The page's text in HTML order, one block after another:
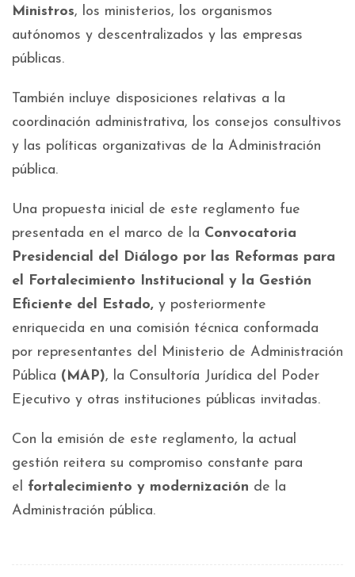
Ministros, los ministerios, los organismos
autónomos y descentralizados y las empresas
públicas.
También incluye disposiciones relativas a la
coordinación administrativa, los consejos consultivos
y las políticas organizativas de la Administración
pública.
Una propuesta inicial de este reglamento fue
presentada en el marco de la Convocatoria
Presidencial del Diálogo por las Reformas para
el Fortalecimiento Institucional y la Gestión
Eficiente del Estado, y posteriormente
enriquecida en una comisión técnica conformada
por representantes del Ministerio de Administración
Pública (MAP), la Consultoría Jurídica del Poder
Ejecutivo y otras instituciones públicas invitadas.
Con la emisión de este reglamento, la actual
gestión reitera su compromiso constante para
el fortalecimiento y modernización de la
Administración pública.